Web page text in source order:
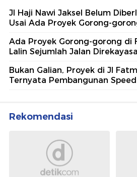
Jl Haji Nawi Jaksel Belum
Usai Ada Proyek Gorong-
Ada Proyek Gorong-gorong di
Lalin Sejumlah Jalan Direkayasa
Bukan Galian, Proyek di Jl
Ternyata Pembangunan
Rekomendasi